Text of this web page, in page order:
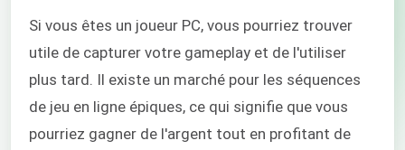
Si vous êtes un joueur PC, vous pourriez trouver
utile de capturer votre gameplay et de l'utiliser
plus tard. Il existe un marché pour les séquences
de jeu en ligne épiques, ce qui signifie que vous
pourriez gagner de l'argent tout en profitant de